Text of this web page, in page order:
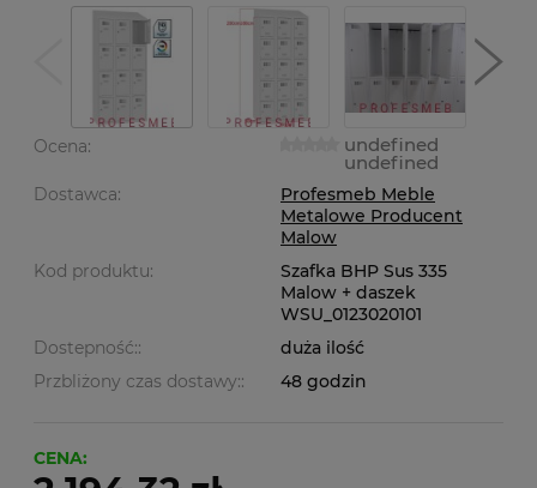
Ocena: undefined
undefined
Dostawca:
Profesmeb Meble
Metalowe Producent
Malow
Kod produktu:
Szafka BHP Sus 335
Malow + daszek
WSU_0123020101
Dostepność::
duża ilość
Przbliżony czas dostawy::
48 godzin
CENA: